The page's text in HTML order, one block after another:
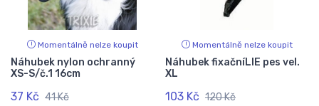
Momentálně nelze koupit
Náhubek nylon ochranný
XS-S/č.1 16cm
37 Kč 41 Kč
Momentálně nelze koupit
Náhubek fixačníLIE pes vel.
XL
103 Kč 120 Kč